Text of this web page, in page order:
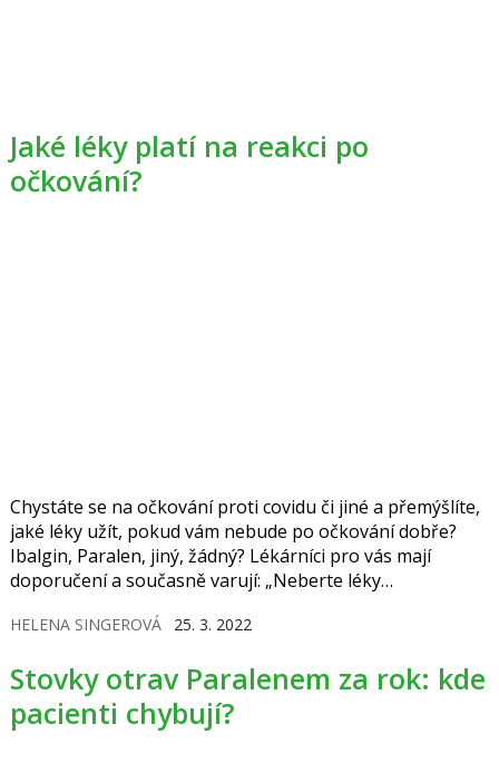
Jaké léky platí na reakci po
očkování?
Chystáte se na očkování proti covidu či jiné a přemýšlíte,
jaké léky užít, pokud vám nebude po očkování dobře?
Ibalgin, Paralen, jiný, žádný? Lékárníci pro vás mají
doporučení a současně varují: „Neberte léky
HELENA SINGEROVÁ 25. 3. 2022
Stovky otrav Paralenem za rok: kde
pacienti chybují?